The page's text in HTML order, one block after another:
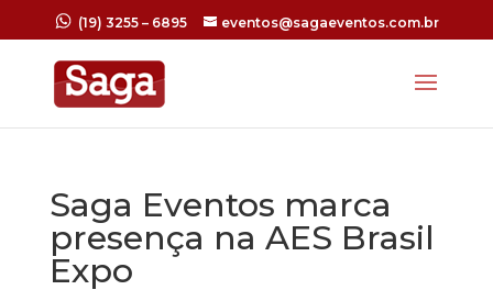
(19) 3255 – 6895 eventos@sagaeventos.com.br
Saga Eventos marca
presença na AES Brasil
Expo